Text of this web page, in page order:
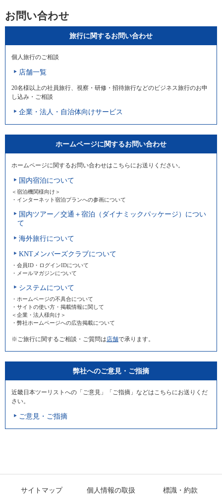
お問い合わせ
旅行に関するお問い合わせ
個人旅行のご相談
店舗一覧
20名様以上の社員旅行、視察・研修・招待旅行などのビジネス旅行のお申
し込み・ご相談
企業・法人・自治体向けサービス
ホームページに関するお問い合わせ
ホームページに関するお問い合わせはこちらにお送りください。
国内宿泊について
＜宿泊機関様向け＞
・インターネット宿泊プランへの参画について
国内ツアー／交通＋宿泊（ダイナミックパッケージ）につい
て
海外旅行について
KNTメンバーズクラブについて
・会員ID・ログインIDについて
・メールマガジンについて
システムについて
・ホームページの不具合について
・サイトの使い方・掲載情報に関して
＜企業・法人様向け＞
・弊社ホームページへの広告掲載について
※ご旅行に関するご相談・ご質問は 店舗で承ります。
弊社へのご意見・ご指摘
近畿日本ツーリストへの「ご意見」「ご指摘」などはこちらにお送りくだ
さい。
ご意見・ご指摘
サイトマップ 個人情報の取扱 標識・約款